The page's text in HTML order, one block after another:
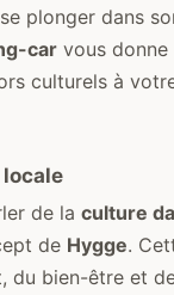
plonger dans
car vous
culturels à
de la culture
de Hygge.
du bien-être et